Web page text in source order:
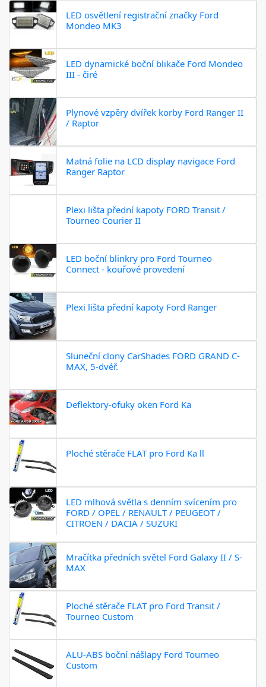
LED osvětlení registrační značky Ford
Mondeo MK3
LED dynamické boční blikače Ford Mondeo
III - čiré
Plynové vzpěry dvířek korby Ford Ranger II
/ Raptor
Matná folie na LCD display navigace Ford
Ranger Raptor
Plexi lišta přední kapoty FORD Transit /
Tourneo Courier II
LED boční blinkry pro Ford Tourneo
Connect - kouřové provedení
Plexi lišta přední kapoty Ford Ranger
Sluneční clony CarShades FORD GRAND C-
MAX, 5-dvéř.
Deflektory-ofuky oken Ford Ka
Ploché stěrače FLAT pro Ford Ka ll
LED mlhová světla s denním svícením pro
FORD / OPEL / RENAULT / PEUGEOT /
CITROEN / DACIA / SUZUKI
Mračítka předních světel Ford Galaxy II / S-
MAX
Ploché stěrače FLAT pro Ford Transit /
Tourneo Custom
ALU-ABS boční nášlapy Ford Tourneo
Custom